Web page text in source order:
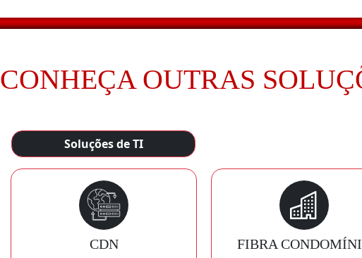
CONHEÇA OUTRAS
Soluções de TI
CDN
FIBRA